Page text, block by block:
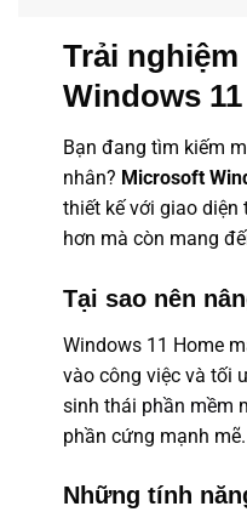
Trải
Windows
Bạn đang tìm kiếm
nhân? Microsoft
thiết kế với giao diện
hơn mà còn mang
Tại sao nên
Windows 11 Home
vào công việc và tối
sinh thái phần mềm
phần cứng mạnh mẽ.
Những tính